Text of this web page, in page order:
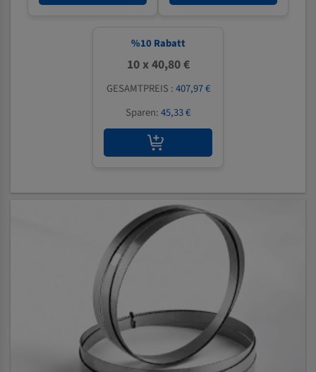
%10 Rabatt
10 x 40,80 €
GESAMTPREIS :407,97 €
Sparen:45,33 €